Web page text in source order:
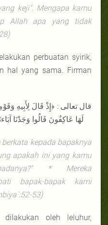
keji". Mengapa kamu
Allah apa yang tidak
perbuatan syirik,
hal yang sama. Firman
لَهَا عَاكِفُونَ قَالُوا وَجَدْنَا آبَاءنَا
kepada bapaknya
apakah ini yang kamu
* Mereka
bapak-bapak kami
53)
oleh leluhur,